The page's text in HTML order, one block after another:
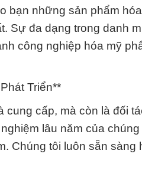
bạn những sản phẩm
Sự đa dạng trong danh
công nghiệp hóa mỹ
Triển**
cung cấp, mà còn là đối
lâu năm của
Chúng tôi luôn sẵn